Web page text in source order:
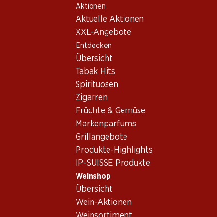
Aktionen
Aktuelle Aktionen
XXL-Angebote
Entdecken
Übersicht
Tabak Hits
Spirituosen
Zigarren
Früchte & Gemüse
Markenparfums
Grillangebote
Produkte-Highlights
IP-SUISSE Produkte
Weinshop
Übersicht
Wein-Aktionen
Wein/Champagner
Bordeaux Château Citran
Château Citran
Frankreich,Bordeaux, 2009